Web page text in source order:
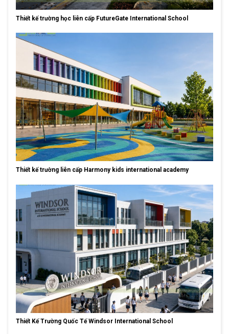
Thiết kế trường học liên cấp FutureGate International School
Thiết kế trường liên cấp Harmony kids international academy
Thiết Kế Trường Quốc Tế Windsor International School